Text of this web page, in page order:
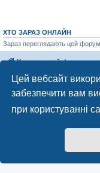
Цей вебсайт
забезпечити вам
при користуванні
ХТО ЗАРАЗ ОНЛАЙН
Зараз переглядають цей
Херсонський форум
Працює на
«Херсонський форум» –
та